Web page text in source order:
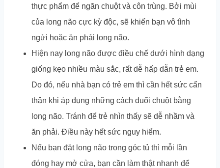
thực phẩm để ngăn chuột và côn trùng. Bởi mùi
của long não cực kỳ độc, sẽ khiến bạn vô tình
ngửi hoặc ăn phải long não.
Hiện nay long não được điều chế dưới hình dạng
giống kẹo nhiều màu sắc, rất dễ hấp dẫn trẻ em.
Do đó, nếu nhà bạn có trẻ em thì cần hết sức cẩn
thận khi áp dụng những cách đuổi chuột bằng
long não. Tránh để trẻ nhìn thấy sẽ dễ nhầm và
ăn phải. Điều này hết sức nguy hiểm.
Nếu bạn đặt long não trong góc tủ thì mỗi lần
đóng hay mở cửa, bạn cần làm thật nhanh để